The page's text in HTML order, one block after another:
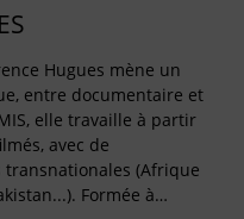
Hugues mène un
entre documentaire et
elle travaille à partir
avec de
(Afrique
Formée à…